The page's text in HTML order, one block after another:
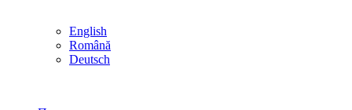
English
Română
Deutsch